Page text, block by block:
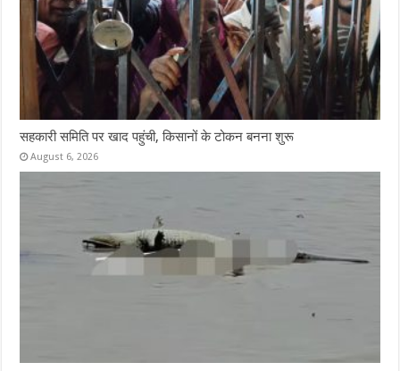
सहकारी समिति पर खाद पहुंची, किसानों के टोकन बनना शुरू
August 6, 2026